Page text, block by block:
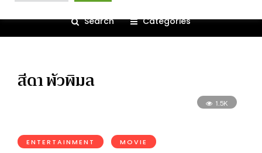
Search Categories
สีดา พัวพิมล
1.5K
ENTERTAINMENT MOVIE